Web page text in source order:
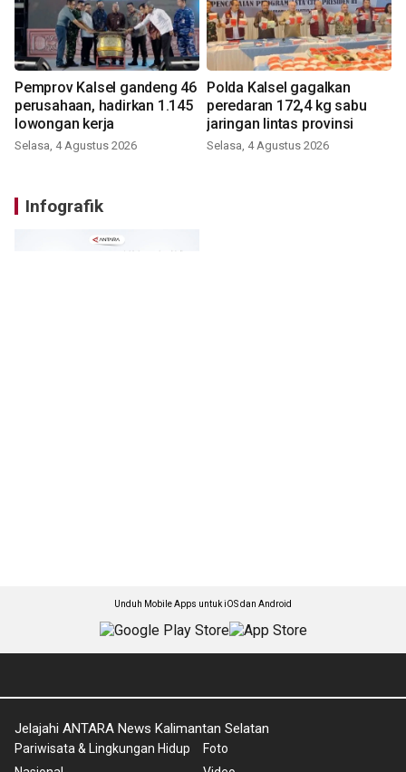
Pemprov Kalsel gandeng 46
perusahaan, hadirkan 1.145
lowongan kerja
Selasa, 4 Agustus 2026
Polda Kalsel gagalkan
peredaran 172,4 kg sabu
jaringan lintas provinsi
Selasa, 4 Agustus 2026
Infografik
Unduh Mobile Apps untuk iOS dan Android
Jelajahi ANTARA News Kalimantan Selatan
Pariwisata & Lingkungan Hidup
Foto